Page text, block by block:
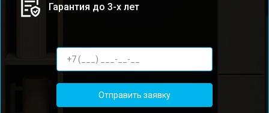
Гарантия до 3-х лет
Отправить заявку